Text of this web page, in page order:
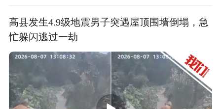
高县发生4.9级地震男子突遇屋顶围墙倒塌，急
忙躲闪逃过一劫